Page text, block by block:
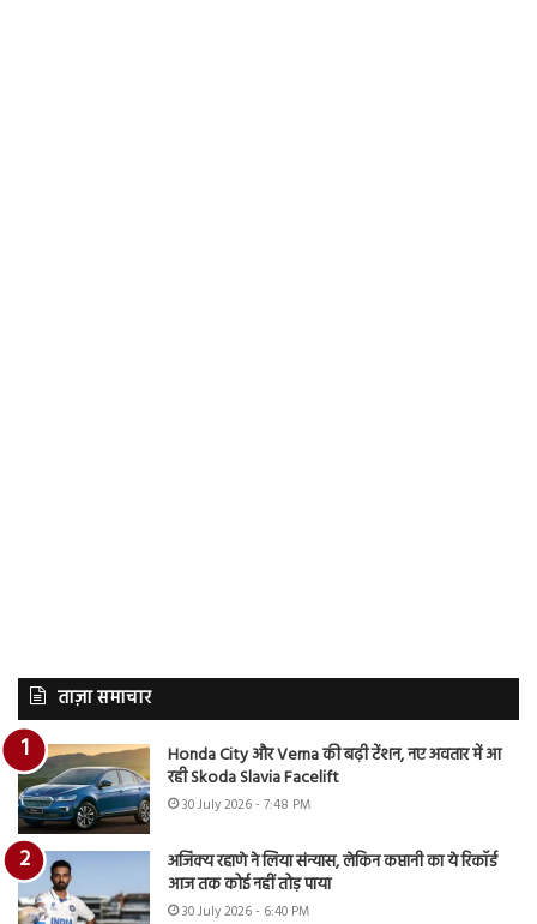
ताज़ा समाचार
Honda City और Verna की बढ़ी टेंशन, नए अवतार में आ
रही Skoda Slavia Facelift
30 July 2026 - 7:48 PM
अजिंक्य रहाणे ने लिया संन्यास, लेकिन कप्तानी का ये रिकॉर्ड
आज तक कोई नहीं तोड़ पाया
30 July 2026 - 6:40 PM